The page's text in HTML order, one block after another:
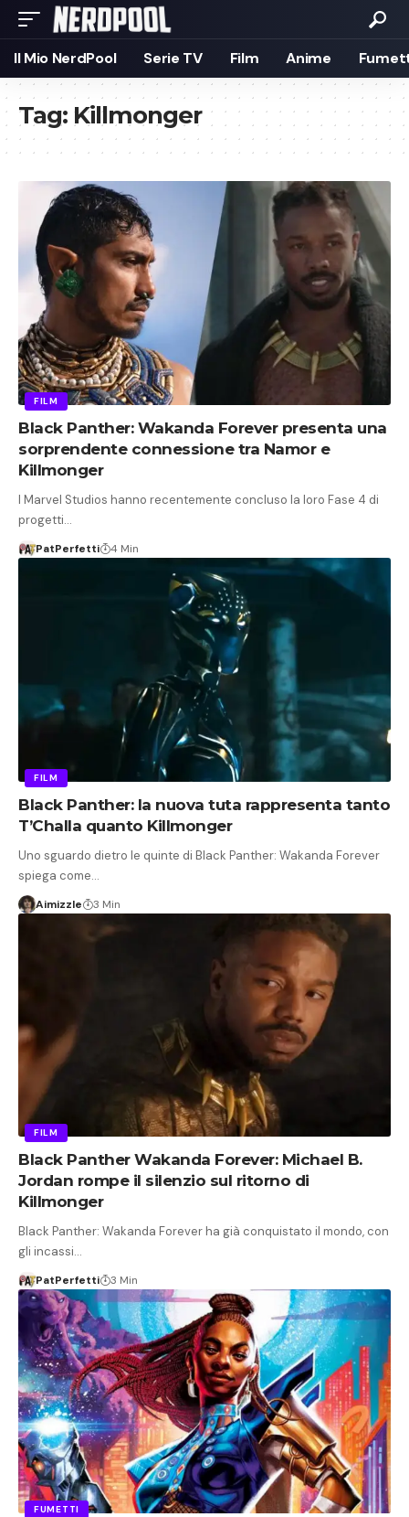
Il Mio NerdPool Serie TV Film Anime
Tag: Killmonger
FILM
Black Panther: Wakanda Forever presenta una
sorprendente connessione tra Namor e
Killmonger
I Marvel Studios hanno recentemente concluso la loro Fase 4 di
progetti…
PatPerfetti 4 Min
FILM
Black Panther: la nuova tuta rappresenta tanto
T’Challa quanto Killmonger
Uno sguardo dietro le quinte di Black Panther: Wakanda Forever
spiega come…
Aimizzle 3 Min
FILM
Black Panther Wakanda Forever: Michael B.
Jordan rompe il silenzio sul ritorno di
Killmonger
Black Panther: Wakanda Forever ha già conquistato il mondo, con
gli incassi…
PatPerfetti 3 Min
FUMETTI